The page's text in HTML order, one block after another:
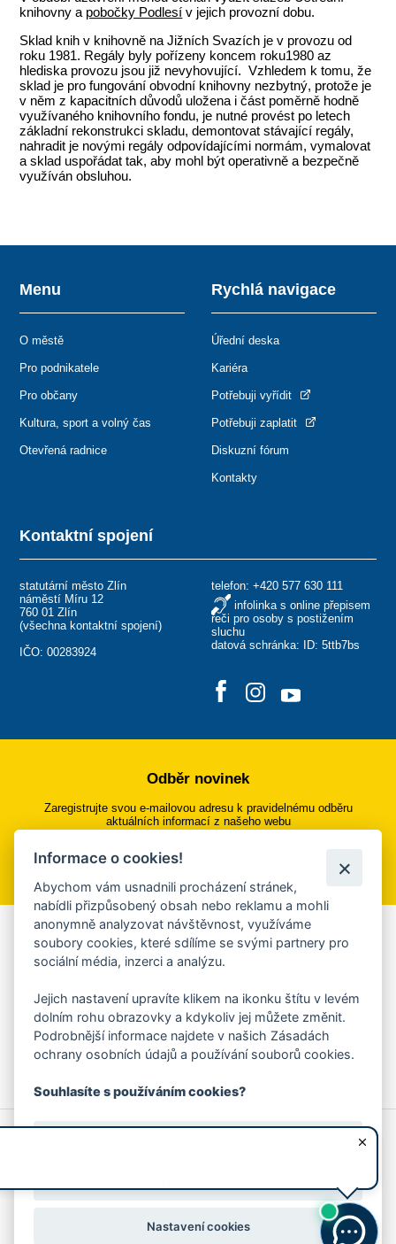
knihovny a pobočky Podlesí v jejich provozní dobu.
Sklad knih v knihovně na Jižních Svazích je v provozu od
roku 1981. Regály byly pořízeny koncem roku1980 az
hlediska provozu jsou již nevyhovující. Vzhledem k tomu, že
sklad je pro fungování obvodní knihovny nezbytný, protože je
v něm z kapacitních důvodů uložena i část poměrně hodně
využívaného knihovního fondu, je nutné provést po letech
základní rekonstrukci skladu, demontovat stávající regály,
nahradit je novými regály odpovídajícími normám, vymalovat
a sklad uspořádat tak, aby mohl být operativně a bezpečně
využíván obsluhou.
Kontaktní spojení
statutární město Zlín
náměstí Míru 12
760 01 Zlín
(všechna kontaktní spojení)
IČO: 00283924
telefon: +420 577 630 111
infolinka s online přepisem
řeči pro osoby s postižením
sluchu
datová schránka: ID: 5ttb7bs
Menu
O městě
Pro podnikatele
Pro občany
Kultura, sport a volný čas
Otevřená radnice
Rychlá navigace
Úřední deska
Kariéra
Potřebuji vyřídit
Potřebuji zaplatit
Diskuzní fórum
Kontakty
Odběr novinek
Zaregistrujte svou e-mailovou adresu k pravidelnému odběru
aktuálních informací z našeho webu
Přihlásit se k odběru
Aplikace Mobilní rozhlas
Chcete dostávat do svého mobilu či mailu upozornění na
ankety, pozvánky na kulturní a sportovní akce?
Více informací o aplikaci
© 2026 Magistrát města Zlína
Prohlášení o používání cookies
Informace o cookies!
Abychom vám usnadnili procházení stránek,
nabídli přizpůsobený obsah nebo reklamu a mohli
anonymně analyzovat návštěvnost, využíváme
soubory cookies, které sdílíme se svými partnery pro
sociální média, inzerci a analýzu.
Jejich nastavení upravíte klikem na ikonku štítu v levém
dolním rohu obrazovky a kdykoliv jej můžete změnit.
Podrobnější informace najdete v našich Zásadách
ochrany osobních údajů a používání souborů cookies.
Souhlasíte s používáním cookies?
Nastavení cookies